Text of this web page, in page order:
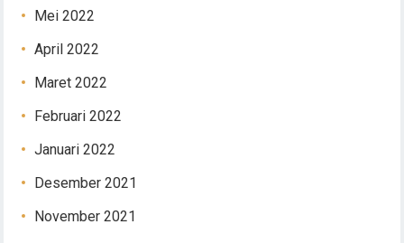
Mei 2022
April 2022
Maret 2022
Februari 2022
Januari 2022
Desember 2021
November 2021